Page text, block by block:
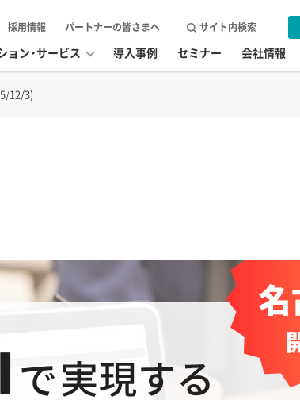
ョン・サービス 導入事例 セミナー 会社情報
採用情報 パートナーの皆さまへ サイト内検索
12/3)